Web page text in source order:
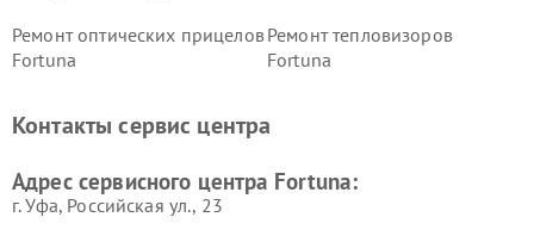
Ремонт оптических прицелов
Fortuna
Ремонт тепловизоров
Fortuna
Контакты сервис центра
Адрес сервисного центра Fortuna:
г. Уфа, Российская ул., 23